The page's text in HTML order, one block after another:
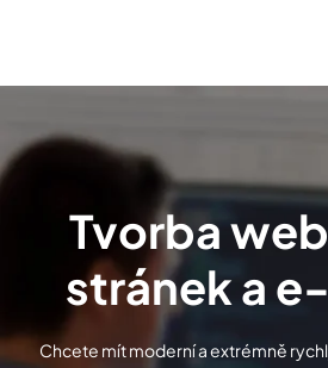
Tvorba
stránek a
Chcete mít moderní a extrémně